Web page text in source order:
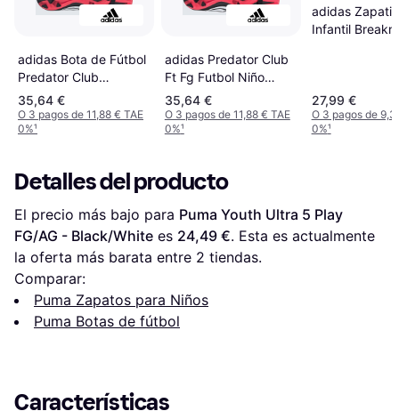
adidas Bota de Fútbol
Predator Club
Langueta Plegable FG
MG Junior -
Negro/Rojo
35,64 €
O 3 pagos de 11,88 € TAE
0%¹
adidas Predator Club
Ft Fg Futbol Niño
Cesped Artificial -
Negro/Rojo
35,64 €
O 3 pagos de 11,88 € TAE
0%¹
adidas
Infantil
27,99 €
O 3 pagos de
0%¹
Detalles del producto
El precio más bajo para Puma Youth Ultra 5 Play
FG/AG - Black/White es 24,49 €. Esta es actualmente
la oferta más barata entre 2 tiendas.
Comparar:
Puma Zapatos para Niños
Puma Botas de fútbol
Características